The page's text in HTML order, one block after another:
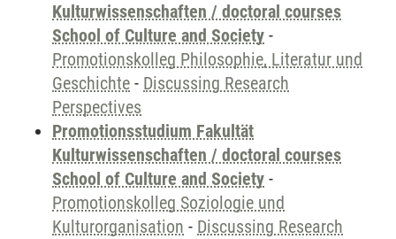
Kulturwissenschaften / doctoral courses
School of Culture and Society -
Promotionskolleg Philosophie, Literatur und
Geschichte - Discussing Research
Perspectives
Promotionsstudium Fakultät
Kulturwissenschaften / doctoral courses
School of Culture and Society -
Promotionskolleg Soziologie und
Kulturorganisation - Discussing Research